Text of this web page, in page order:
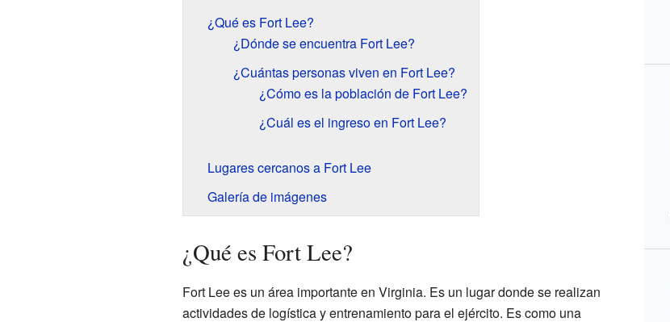
¿Qué es Fort Lee?
¿Dónde se encuentra Fort Lee?
¿Cuántas personas viven en Fort Lee?
¿Cómo es la población de Fort Lee?
¿Cuál es el ingreso en Fort Lee?
Lugares cercanos a Fort Lee
Galería de imágenes
¿Qué es Fort Lee?
Fort Lee es un área importante en Virginia. Es un lugar donde se realizan
actividades de logística y entrenamiento para el ejército. Es como una